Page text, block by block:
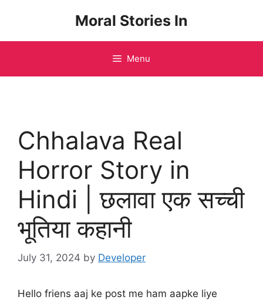
Moral Stories In
Menu
Chhalava Real
Horror Story in
Hindi | छलावा एक सच्ची
भूतिया कहानी
July 31, 2024 by Developer
Hello friens aaj ke post me ham aapke liye